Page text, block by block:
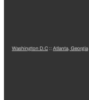
Washington D.C :: Atlanta, Georgia